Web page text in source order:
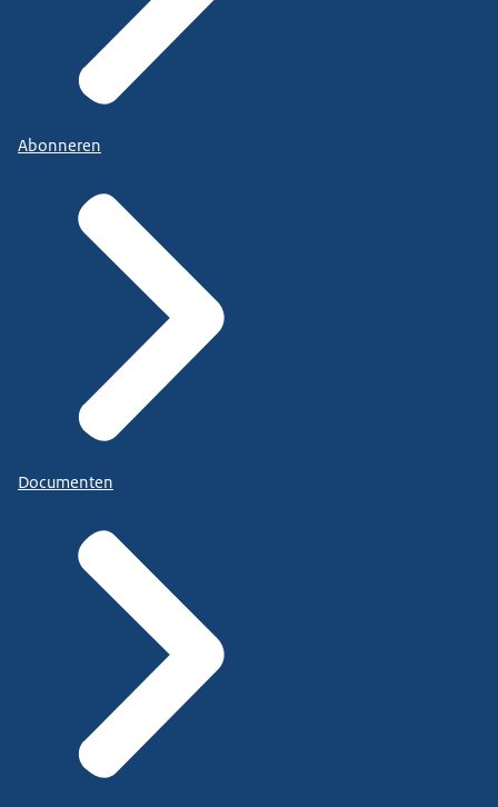
Abonneren
Documenten